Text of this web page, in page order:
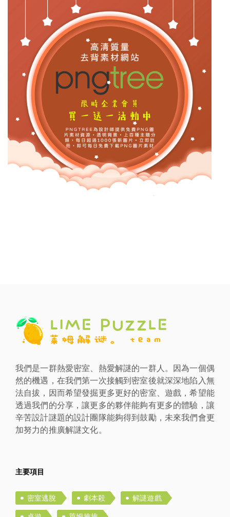
我們是一群熱愛密室、熱愛解謎的一群人。因為一個偶
然的機遇，在我們第一次接觸到密室後就深深地陷入無
法自拔，因而希望發掘更多更好的密室、遊戲，希望能
透過我們的分享，讓更多的夥伴能夠有更多的體驗，讓
辛苦設計謎題的設計團隊能夠得到鼓勵，未來我們會更
加努力的推廣解謎文化。
主要項目
密室逃脫 劇本殺 解謎遊戲